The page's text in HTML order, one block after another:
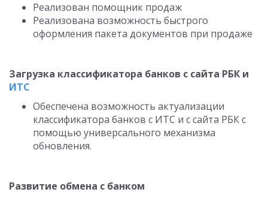
Реализован помощник продаж
Реализована возможность быстрого
оформления пакета документов при продаже
Загрузка классификатора банков с сайта РБК и
ИТС
Обеспечена возможность актуализации
классификатора банков с ИТС и с сайта РБК с
помощью универсального механизма
обновления.
Развитие обмена с банком